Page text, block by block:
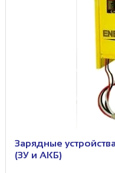
Зарядные
(ЗУ и АКБ)